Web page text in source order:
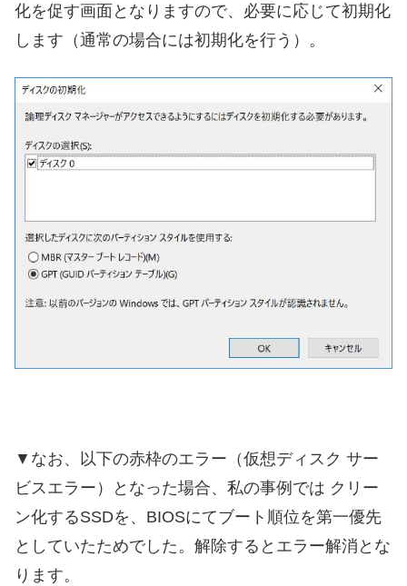
化を促す画面となりますので、必要に応じて初期化
します（通常の場合には初期化を行う）。
▼なお、以下の赤枠のエラー（仮想ディスク サー
ビスエラー）となった場合、私の事例では クリー
ン化するSSDを、BIOSにてブート順位を第一優先
としていたためでした。解除するとエラー解消とな
ります。